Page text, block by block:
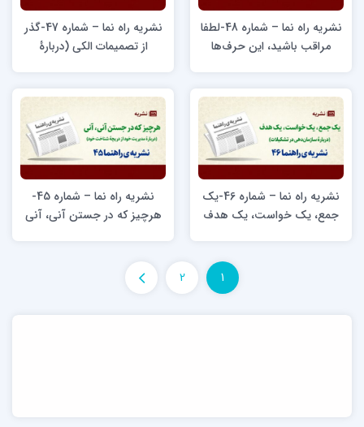
نشریه راه نما – شماره 48-لطفا
مراقب باشید، این حرف‌ها
نشریه راه نما – شماره 47-گذر
از تصمیمات الکی (دربارۀ
نشریه راه نما – شماره 46-یک
جمع، یک خواست، یک هدف
نشریه راه نما – شماره 45-
هرچیز که در جستن آنی، آنی
1
2